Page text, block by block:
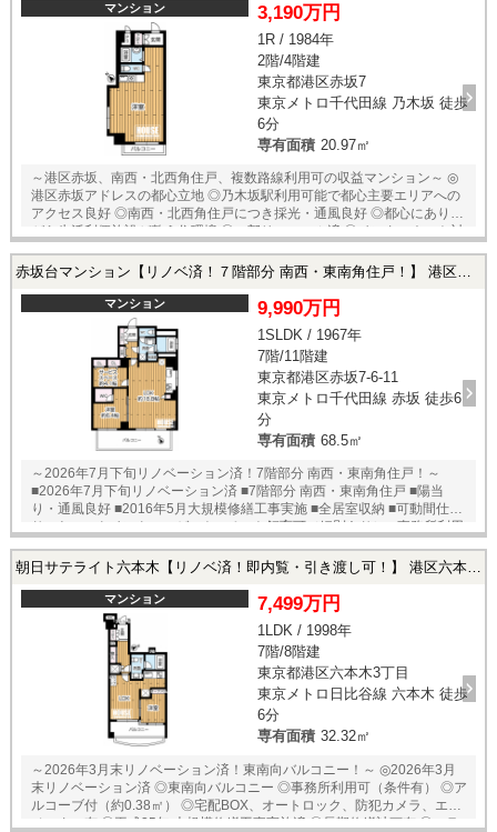
金1，563円（税込）と使用料に応じた従量料金がかかります。 【リノベ
ーション内容】 ■クロス ■フローリング ■キッチン（食洗機、浄水器付）
■洗面化粧台 ■ユニットバス（浴室乾燥機付） ■トイレ ■照明器具 ■ハウ
スクリーニング 等 【周辺環境】 ◇セブンイレブン赤坂8丁目店（約
180m） ◇山王病院（約250m） ◇ファミリーマート赤坂稲荷坂店（約
320m） ◇まいばすけっと青山一丁目店（約420m） ◇赤坂郵便局（約
430m） ◇港区立赤坂小学校（約450m） ◇港区立赤坂中学校（約
マンション 3,190万円
1R / 1984年
2階/4階建
東京都港区赤坂7
東京メトロ千代田線 乃木坂 徒歩
6分
専有面積 20.97㎡
～港区赤坂、南西・北西角住戸、複数路線利用可の収益マンション～ ◎
港区赤坂アドレスの都心立地 ◎乃木坂駅利用可能で都心主要エリアへの
アクセス良好 ◎南西・北西角住戸につき採光・通風良好 ◎都心にありな
がら生活利便施設が整う住環境 ◎一部リフォーム済 ◎インターネット対
洗浄便座 ■IHクッキングヒーター ■収納スペース ■照明器具 ■火災報知器
146，300円 ■表面利回り：約5.35％ ※要賃貸借契約継承 ※利回りは1年
間の賃料収入を販売価格で除して求めたものです。 ※利回りは公租公
課・共益費等、当該物件を維持する為に必要な費用を控除する前の収入
で計算しています。 ※賃料収入が将来に渡り確実に得られる保証は有り
赤坂台マンション【リノベ済！７階部分 南西・東南角住戸！】 港区赤坂7-6-11の中古マンション
マンション 9,990万円
1SLDK / 1967年
7階/11階建
東京都港区赤坂7-6-11
東京メトロ千代田線 赤坂 徒歩6
分
専有面積 68.5㎡
～2026年7月下旬リノベーション済！7階部分 南西・東南角住戸！～
■2026年7月下旬リノベーション済 ■7階部分 南西・東南角住戸 ■陽当
り・通風良好 ■2016年5月大規模修繕工事実施 ■全居室収納 ■可動間仕切
り ■ウォークインクローゼット ■ペット飼育可（細則あり） ■事務所利用
【リノベーション内容】 ■キッチン（食器洗乾燥機・浄水器） ■浴室（浴
室乾燥機付オートバス） ■トイレ（温水洗浄便座） ■フローリング、壁、
建具、クロス ■給湯器、給水・給湯管 等
朝日サテライト六本木【リノベ済！即内覧・引き渡し可！】 港区六本木3丁目の中古マンション
マンション 7,499万円
1LDK / 1998年
7階/8階建
東京都港区六本木3丁目
東京メトロ日比谷線 六本木 徒歩
6分
専有面積 32.32㎡
～2026年3月末リノベーション済！東南向バルコニー！～ ◎2026年3月
末リノベーション済 ◎東南向バルコニー ◎事務所利用可（条件有） ◎ア
ルコーブ付（約0.38㎡） ◎宅配BOX、オートロック、防犯カメラ、エレ
ベーター有 ◎平成25年 大規模修繕工事実施済 ◎長期修繕計画有 ◎フラッ